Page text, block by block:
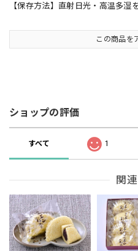
【保存方法】直射日光・高温多湿
この商品を
ショップの評価
すべて 1
関